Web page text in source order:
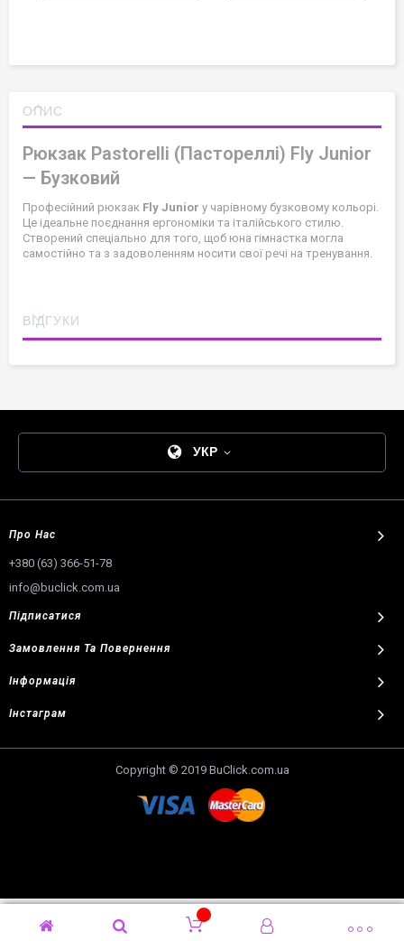
ОПИС
Рюкзак Pastorelli (Пастореллі) Fly Junior
— Бузковий
Професійний рюкзак Fly Junior у чарівному бузковому кольорі.
Це ідеальне поєднання ергономіки та італійського стилю.
Створений спеціально для того, щоб юна гімнастка могла
самостійно та з задоволенням носити свої речі на тренування.
ВІДГУКИ
УКР
Про Нас
+380 (63) 366-51-78
info@buclick.com.ua
Підписатися
Замовлення Та Повернення
Інформація
Інстаграм
Copyright © 2019 BuClick.com.ua